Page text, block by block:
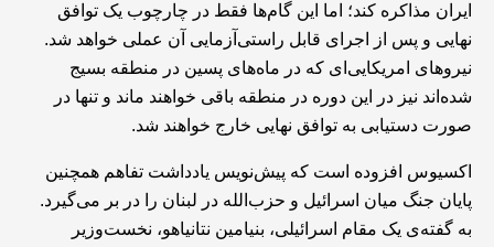
ایران مذاکره کند؛ اما این گام‌ها فقط در چارچوب یک توافق
نهایی و پس از اجرای قابل راستی‌آزمایی آن عملی خواهد شد.
نیروهای امریکایی‌ای که در ماه‌های پسین در منطقه بسیج
شده‌اند نیز در این دوره در منطقه باقی خواهند ماند و تنها در
صورت دستیابی به توافق نهایی خارج خواهند شد.
اکسیوس افزوده است که پیش‌نویس یادداشت تفاهم همچنین
پایان جنگ میان اسرائیل و حزب‌الله در لبنان را در بر می‌گیرد.
به گفته‌ی یک مقام اسرائیلی، بنیامین نتانیاهو، نخست‌وزیر